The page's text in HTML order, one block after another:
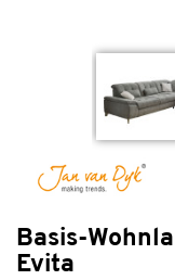
Basis-
Evita